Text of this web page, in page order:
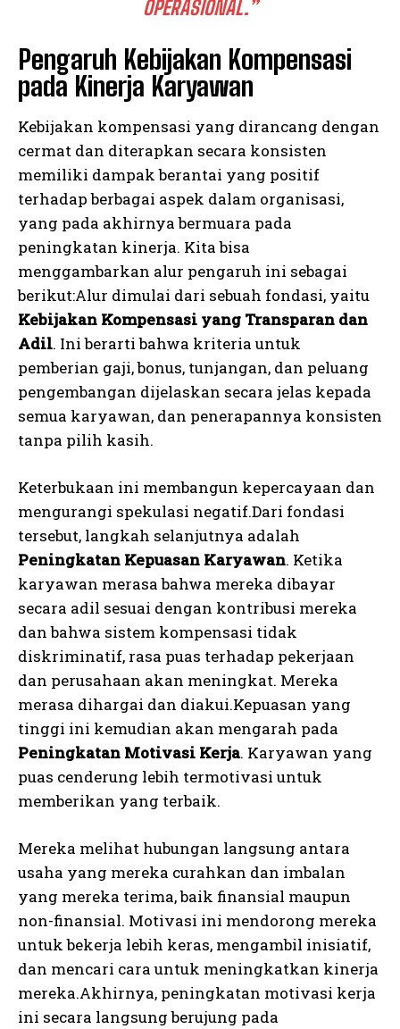
OPERASIONAL.”
Pengaruh Kebijakan Kompensasi
pada Kinerja Karyawan
Kebijakan kompensasi yang dirancang dengan
cermat dan diterapkan secara konsisten
memiliki dampak berantai yang positif
terhadap berbagai aspek dalam organisasi,
yang pada akhirnya bermuara pada
peningkatan kinerja. Kita bisa
menggambarkan alur pengaruh ini sebagai
berikut:Alur dimulai dari sebuah fondasi, yaitu
Kebijakan Kompensasi yang Transparan dan
Adil. Ini berarti bahwa kriteria untuk
pemberian gaji, bonus, tunjangan, dan peluang
pengembangan dijelaskan secara jelas kepada
semua karyawan, dan penerapannya konsisten
tanpa pilih kasih.
Keterbukaan ini membangun kepercayaan dan
mengurangi spekulasi negatif.Dari fondasi
tersebut, langkah selanjutnya adalah
Peningkatan Kepuasan Karyawan. Ketika
karyawan merasa bahwa mereka dibayar
secara adil sesuai dengan kontribusi mereka
dan bahwa sistem kompensasi tidak
diskriminatif, rasa puas terhadap pekerjaan
dan perusahaan akan meningkat. Mereka
merasa dihargai dan diakui.Kepuasan yang
tinggi ini kemudian akan mengarah pada
Peningkatan Motivasi Kerja. Karyawan yang
puas cenderung lebih termotivasi untuk
memberikan yang terbaik.
Mereka melihat hubungan langsung antara
usaha yang mereka curahkan dan imbalan
yang mereka terima, baik finansial maupun
non-finansial. Motivasi ini mendorong mereka
untuk bekerja lebih keras, mengambil inisiatif,
dan mencari cara untuk meningkatkan kinerja
mereka.Akhirnya, peningkatan motivasi kerja
ini secara langsung berujung pada